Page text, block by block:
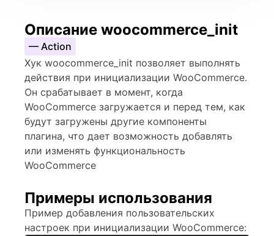
Описание woocommerce_init
— Action
Хук woocommerce_init позволяет выполнять
действия при инициализации WooCommerce.
Он срабатывает в момент, когда
WooCommerce загружается и перед тем, как
будут загружены другие компоненты
плагина, что дает возможность добавлять
или изменять функциональность
WooCommerce
Примеры использования
Пример добавления пользовательских
настроек при инициализации WooCommerce: